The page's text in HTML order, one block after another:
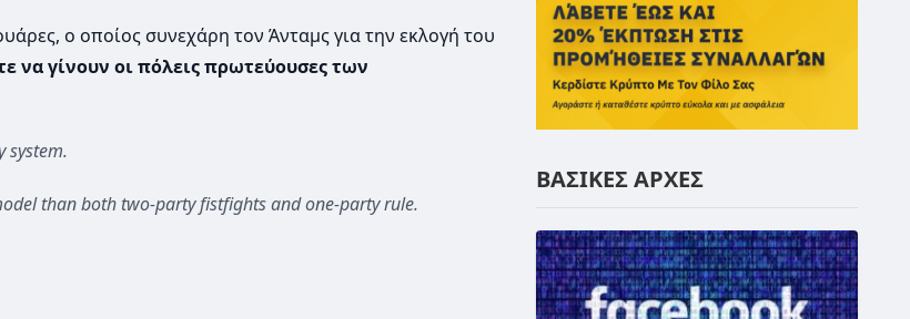
ο οποίος συνεχάρη τον Άνταμς για την εκλογή του
να γίνουν οι πόλεις πρωτεύουσες των
system.
than both two-party fistfights and one-party rule.
ΒΑΣΙΚΕΣ ΑΡΧΕΣ